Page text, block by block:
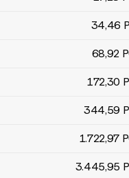
34,46
68,92
172,30
344,59
1.722,97
3.445,95